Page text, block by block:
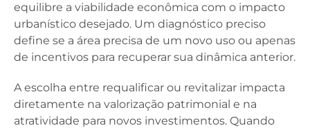
equilibre a viabilidade econômica com o impacto
urbanístico desejado. Um diagnóstico preciso
define se a área precisa de um novo uso ou apenas
de incentivos para recuperar sua dinâmica anterior.
A escolha entre requalificar ou revitalizar impacta
diretamente na valorização patrimonial e na
atratividade para novos investimentos. Quando